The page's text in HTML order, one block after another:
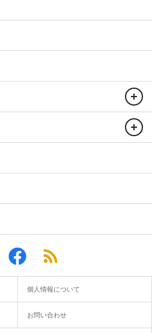
個人情報について
お問い合わせ